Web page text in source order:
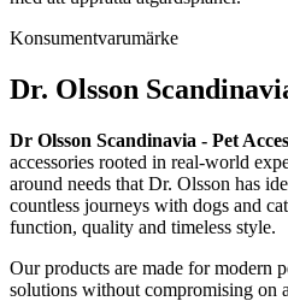
Konsumentvarumärke
Dr. Olsson
Dr Olsson Scandinavia - Pet
accessories rooted in real-world
around needs that Dr. Olsson has
countless journeys with dogs and
function, quality and timeless style.
Our products are made for modern
solutions without compromising on